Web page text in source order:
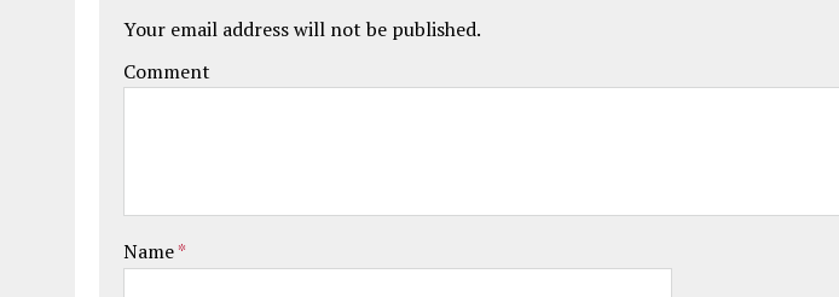
Your email address will not be published.
Comment
Name*